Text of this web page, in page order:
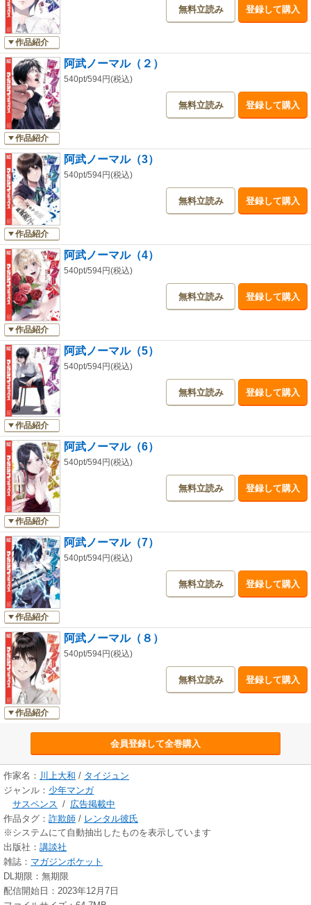
作品紹介
無料立読み 登録して購入
作品紹介
阿武ノーマル（２）
540pt/594円(税込)
無料立読み 登録して購入
作品紹介
阿武ノーマル（3）
540pt/594円(税込)
無料立読み 登録して購入
作品紹介
阿武ノーマル（4）
540pt/594円(税込)
無料立読み 登録して購入
作品紹介
阿武ノーマル（5）
540pt/594円(税込)
無料立読み 登録して購入
作品紹介
阿武ノーマル（6）
540pt/594円(税込)
無料立読み 登録して購入
作品紹介
阿武ノーマル（7）
540pt/594円(税込)
無料立読み 登録して購入
作品紹介
阿武ノーマル（８）
540pt/594円(税込)
無料立読み 登録して購入
会員登録して全巻購入
作家名： 川上大和 / タイジュン
ジャンル： 少年マンガ
サスペンス / 広告掲載中
作品タグ： 詐欺師 / レンタル彼氏
※システムにて自動抽出したものを表示しています
出版社： 講談社
雑誌： マガジンポケット
DL期限：無期限
配信開始日：2023年12月7日